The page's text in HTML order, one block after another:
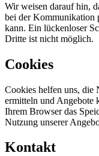
Wir weisen darauf hin,
bei der Kommunikation
kann. Ein lückenloser
Dritte ist nicht möglich.
Cookies
Cookies helfen uns, die
ermitteln und Angebote
Ihrem Browser das
Nutzung unserer
Kontakt